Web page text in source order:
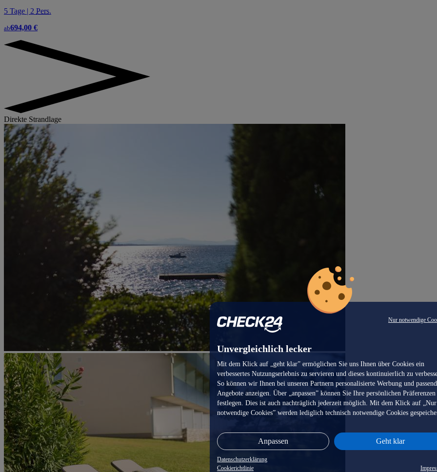
Nur notwendige
Unvergleichlich lecker
Mit dem Klick auf „geht klar” ermöglichen Sie uns Ihnen über Cookies ein
verbessertes Nutzungserlebnis zu servieren und dieses kontinuierlich zu
So können wir Ihnen bei unseren Partnern personalisierte Werbung und
Angebote anzeigen. Über „anpassen” können Sie Ihre persönlichen Präferenzen
festlegen. Dies ist auch nachträglich jederzeit möglich. Mit dem Klick auf „Nur
notwendige Cookies” werden lediglich technisch notwendige Cookies
Anpassen Geht klar
Datenschutzerklärung
Cookierichtlinie
5 Tage | 2 Pers.
ab694,00 €
Direkte Strandlage